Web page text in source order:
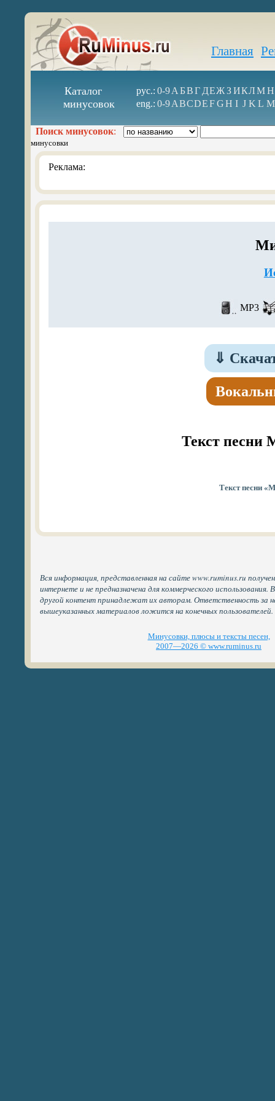
Главная
Каталог
минусовок
рус.: 0-9А БВГ ДЕЖ З ИКЛМН
eng.: 0-9ABCDEFGH I J K L M
Поиск минусовок:
минусовки
Реклама:
MP3
⇓
Текст песни
Текст песни
Вся информация, представленная на сайте www.ruminus.ru
интернете и не предназначена для коммерческого
другой контент принадлежат их авторам. Ответственность за
вышеуказанных материалов ложится на конечных пользователей.
Минусовки, плюсы и тексты песен,
2007—2026 © www.ruminus.ru